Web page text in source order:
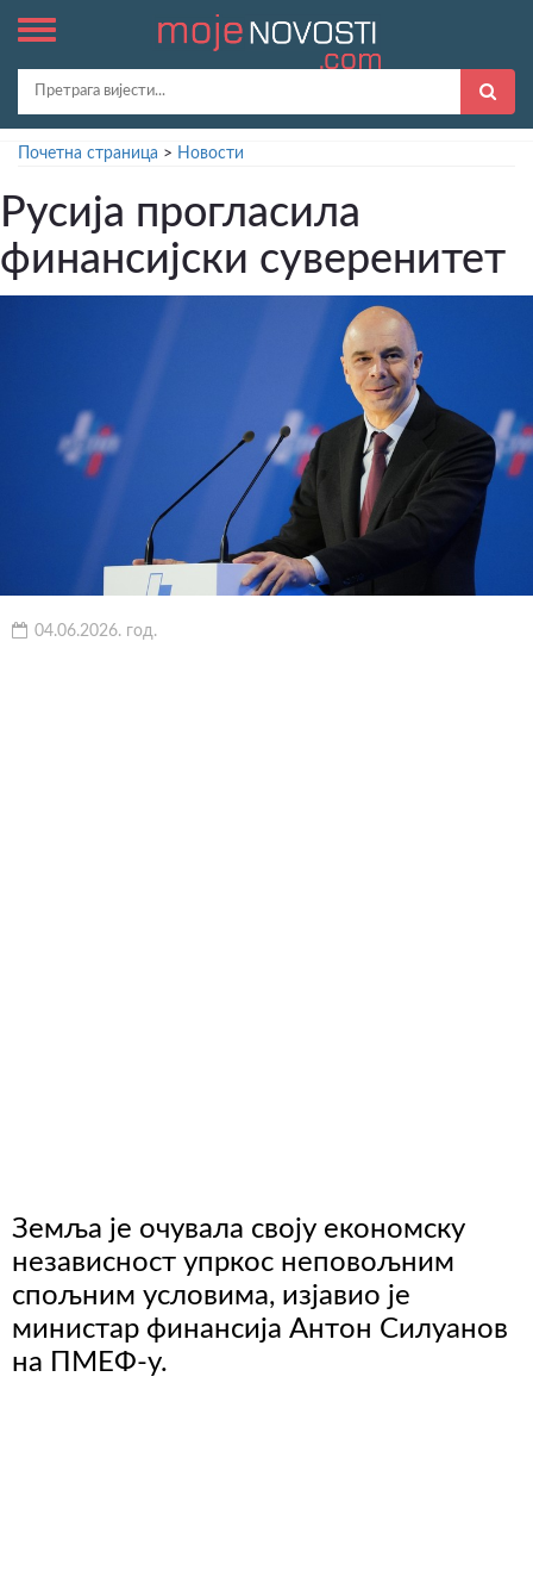
Почетна страница > Новости
Русија прогласила
финансијски суверенитет
04.06.2026. год.
Земља је очувала своју економску
независност упркос неповољним
спољним условима, изјавио је
министар финансија Антон Силуанов
на ПМЕФ-у.